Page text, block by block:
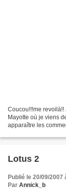
Coucou!!!me revoilà!!
Mayotte où je viens
apparaître les
Lotus 2
Publié le 20/09/2007
Par Annick_b